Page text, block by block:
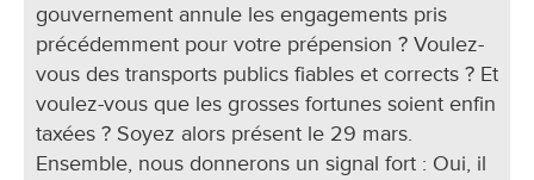
gouvernement annule les engagements pris
précédemment pour votre prépension ? Voulez-
vous des transports publics fiables et corrects ? Et
voulez-vous que les grosses fortunes soient enfin
taxées ? Soyez alors présent le 29 mars.
Ensemble, nous donnerons un signal fort : Oui, il